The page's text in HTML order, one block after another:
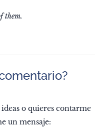
them.
o quieres contarme
un mensaje: